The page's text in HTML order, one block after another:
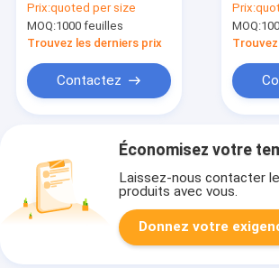
électrique
1220x2040/1020x1220
Prix:quoted per size
MOQ:1000 feuilles
Trouvez les derniers prix
Contactez
résine
en
Prix:
MOQ:
Économisez votre
Laissez-nous contacter
produits avec vous.
Donnez votre